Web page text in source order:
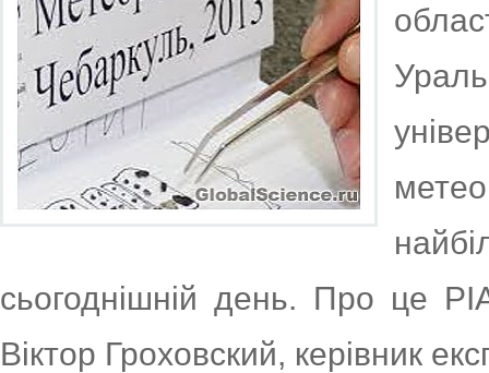
сьогоднішній день. Про це
Віктор Гроховский, керівник